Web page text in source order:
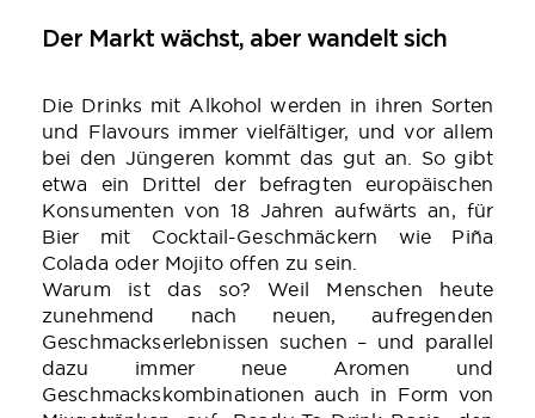
Der Markt wächst, aber wandelt sich
Die Drinks mit Alkohol werden in ihren Sorten
und Flavours immer vielfältiger, und vor allem
bei den Jüngeren kommt das gut an. So gibt
etwa ein Drittel der befragten europäischen
Konsumenten von 18 Jahren aufwärts an, für
Bier mit Cocktail-Geschmäckern wie Piña
Colada oder Mojito offen zu sein.
Warum ist das so? Weil Menschen heute
zunehmend nach neuen, aufregenden
Geschmackserlebnissen suchen – und parallel
dazu immer neue Aromen und
Geschmackskombinationen auch in Form von